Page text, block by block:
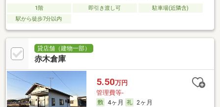
1階 即引き渡し可
駐車場(近隣含)
駅から徒歩7分以内
貸店舗（建物一部）
赤木倉庫
5.50万円
管理費等-
4ヶ月
2ヶ月